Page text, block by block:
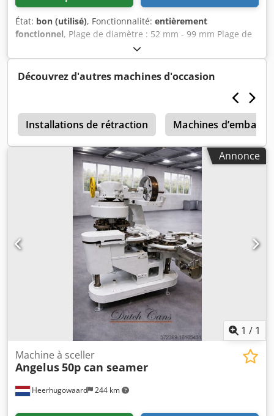
État: bon (utilisé), Fonctionnalité: entièrement
fonctionnel, Plage de diamètre : 52 mm - 99 mm Plage de
hauteur : Capacité de production : jusqu'à 500 pièces/min
Dodpfx Ajwxtybsp Hekr Nombre de têtes : 6 Outillage
disponible pour env. : 73 mm (autres sur demande)
Découvrez d'autres machines d'occasion
Installations de rétraction Machines
Annonce
1 / 1
Heerhugowaard 244 km
Machine à sceller
Angelus50p can seamer